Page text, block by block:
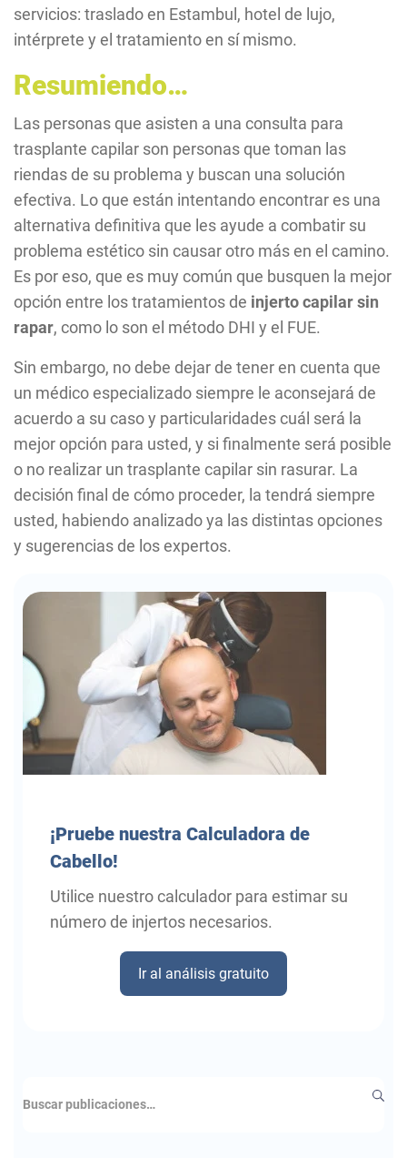
servicios: traslado en Estambul, hotel de lujo,
intérprete y el tratamiento en sí mismo.
Resumiendo…
Las personas que asisten a una consulta para
trasplante capilar son personas que toman las
riendas de su problema y buscan una solución
efectiva. Lo que están intentando encontrar es una
alternativa definitiva que les ayude a combatir su
problema estético sin causar otro más en el camino.
Es por eso, que es muy común que busquen la mejor
opción entre los tratamientos de injerto capilar sin
rapar, como lo son el método DHI y el FUE.
Sin embargo, no debe dejar de tener en cuenta que
un médico especializado siempre le aconsejará de
acuerdo a su caso y particularidades cuál será la
mejor opción para usted, y si finalmente será posible
o no realizar un trasplante capilar sin rasurar. La
decisión final de cómo proceder, la tendrá siempre
usted, habiendo analizado ya las distintas opciones
y sugerencias de los expertos.
¡Pruebe nuestra Calculadora de
Cabello!
Utilice nuestro calculador para estimar su
número de injertos necesarios.
Ir al análisis gratuito